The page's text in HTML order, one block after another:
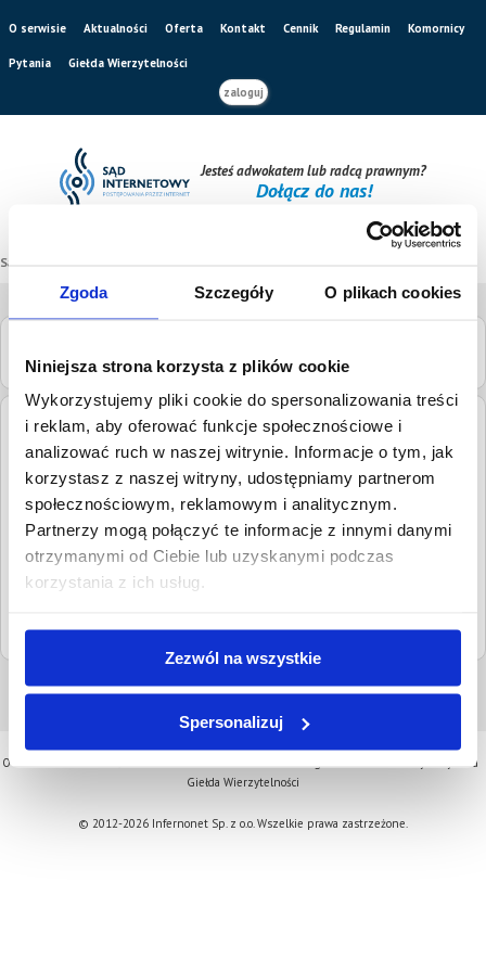
Zgoda Szczegóły O plikach cookies
Niniejsza strona korzysta z plików cookie
Wykorzystujemy pliki cookie do spersonalizowania treści
i reklam, aby oferować funkcje społecznościowe i
analizować ruch w naszej witrynie. Informacje o tym, jak
korzystasz z naszej witryny, udostępniamy partnerom
społecznościowym, reklamowym i analitycznym.
Partnerzy mogą połączyć te informacje z innymi danymi
otrzymanymi od Ciebie lub uzyskanymi podczas
korzystania z ich usług.
Zezwól na wszystkie
Spersonalizuj
O serwisie Aktualności Oferta Kontakt Cennik Regulamin Komornicy
Pytania
Giełda Wierzytelności
zaloguj
Jesteś adwokatem lub radcą prawnym?
Dołącz do nas!
Sąd internetowy
Sąd Rejonowy w Wągrowcu
Adres: Kościuszki 18, 62-100 Wągrowiec
Numery
kontaktowe:
tel. 67 26 81 800
Adresy email: boi@wagrowiec.sr.gov.pl
Strona www: wagrowiec.sr.gov.pl
O serwisie
Pytania
Giełda Wierzytelności
© 2012-2026 Infernonet Sp. z o.o. Wszelkie prawa zastrzeżone.